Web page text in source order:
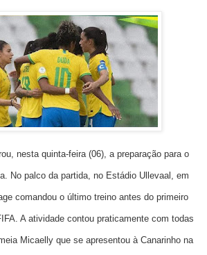
nesta quinta-feira (06), a preparação para o
No palco da partida, no Estádio Ullevaal, em
comandou o último treino antes do primeiro
A atividade contou praticamente com todas
Micaelly que se apresentou à Canarinho na